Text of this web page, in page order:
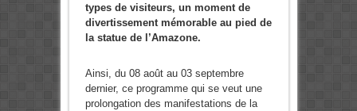
types de visiteurs, un moment de
divertissement mémorable au pied de
la statue de l’Amazone.
Ainsi, du 08 août au 03 septembre
dernier, ce programme qui se veut une
prolongation des manifestations de la